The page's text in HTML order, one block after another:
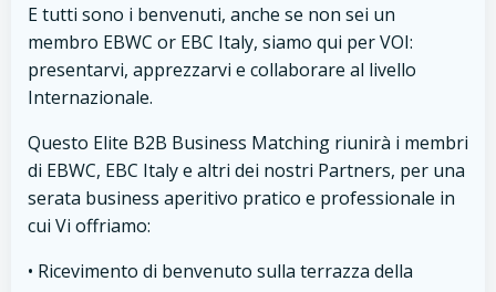
E tutti sono i benvenuti, anche se non sei un
membro EBWC or EBC Italy, siamo qui per VOI:
presentarvi, apprezzarvi e collaborare al livello
Internazionale.
Questo Elite B2B Business Matching riunirà i membri
di EBWC, EBC Italy e altri dei nostri Partners, per una
serata business aperitivo pratico e professionale in
cui Vi offriamo:
• Ricevimento di benvenuto sulla terrazza della